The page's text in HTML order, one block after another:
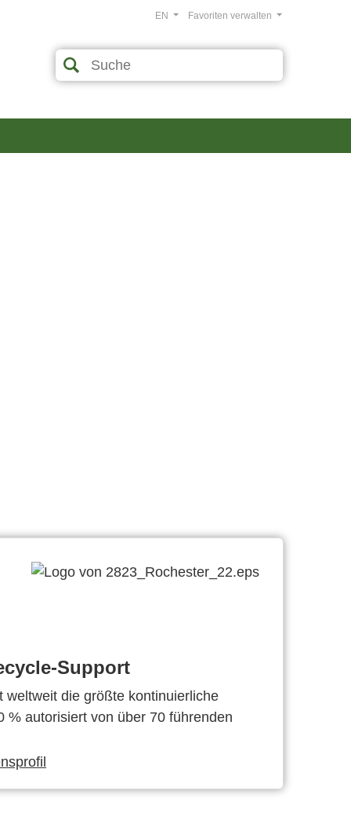
Favoriten verwalten
EN
Support
weltweit die größte kontinuierliche
% autorisiert von über 70 führenden